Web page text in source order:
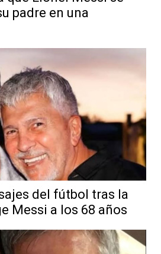
padre en una
del fútbol tras la
Messi a los 68 años